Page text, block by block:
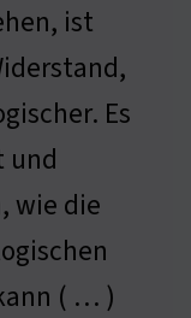
ist
Es
und
wie die
( … )